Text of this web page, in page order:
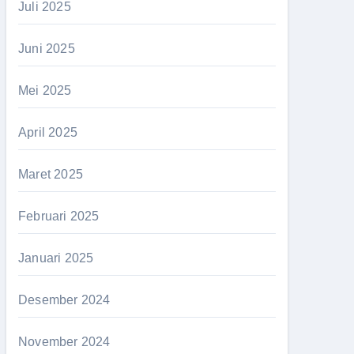
Juli 2025
Juni 2025
Mei 2025
April 2025
Maret 2025
Februari 2025
Januari 2025
Desember 2024
November 2024